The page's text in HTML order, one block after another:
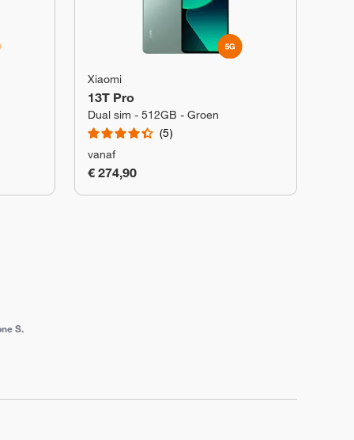
Xiaomi
13T Pro
Dual sim - 512GB - Groen
5
vanaf
€ 274,90
S.